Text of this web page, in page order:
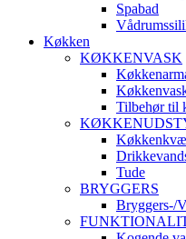
Spabad
Køkken
KØKKENVASK
Tilbehør til
Tude
BRYGGERS
Bryggers-/